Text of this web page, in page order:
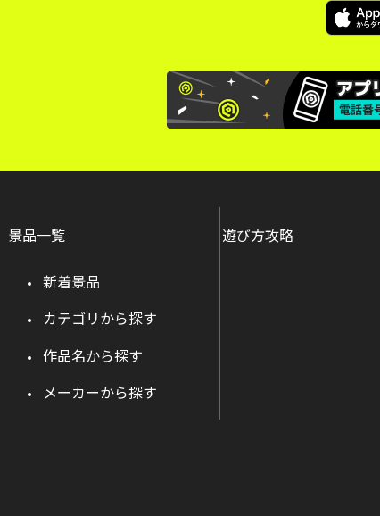
景品一覧
新着景品
カテゴリから探す
作品名から探す
メーカーから探す
遊び方攻略